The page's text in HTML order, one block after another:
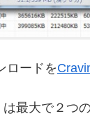
ロードを
最大で２つ